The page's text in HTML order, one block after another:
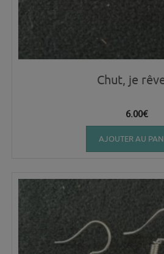
Chut, je
6.00€
AJOUTER AU